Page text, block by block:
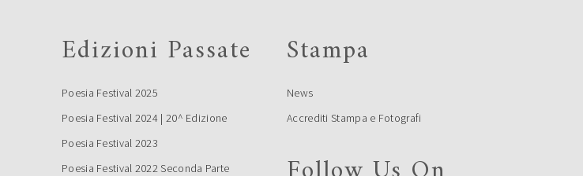
Edizioni Passate
Poesia Festival 2025
Poesia Festival 2024 | 20^ Edizione
Poesia Festival 2023
Poesia Festival 2022 Seconda Parte
Stampa
News
Accrediti Stampa e Fotografi